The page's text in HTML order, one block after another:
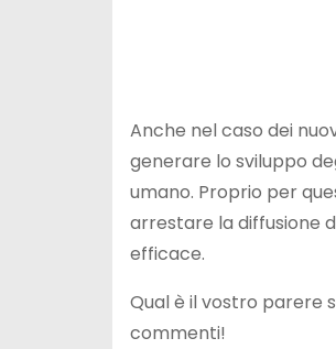
Anche nel caso dei
generare lo sviluppo
umano. Proprio per
arrestare la diffusione
efficace.
Qual è il vostro parere
commenti!